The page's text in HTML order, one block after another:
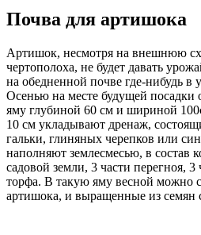
Почва для артишока
Артишок, несмотря на внешнюю
чертополоха, не будет давать
на обедненной почве где-нибудь в
Осенью на месте будущей посадки
яму глубиной 60 см и шириной
10 см укладывают дренаж,
гальки, глиняных черепков или
наполняют землесмесью, в состав
садовой земли, 3 части перегноя, 3
торфа. В такую яму весной можно
артишока, и выращенные из семян